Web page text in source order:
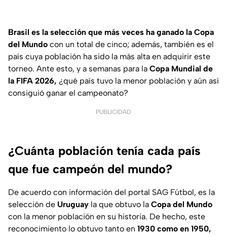
Brasil es la selección que más veces ha ganado la Copa
del Mundo con un total de cinco; además, también es el
país cuya población ha sido la más alta en adquirir este
torneo. Ante esto, y a semanas para la Copa Mundial de
la FIFA 2026, ¿qué país tuvo la menor población y aún así
consiguió ganar el campeonato?
PUBLICIDAD
¿Cuánta población tenía cada país
que fue campeón del mundo?
De acuerdo con información del portal SAG Fútbol, es la
selección de Uruguay la que obtuvo la Copa del Mundo
con la menor población en su historia. De hecho, este
reconocimiento lo obtuvo tanto en 1930 como en 1950,